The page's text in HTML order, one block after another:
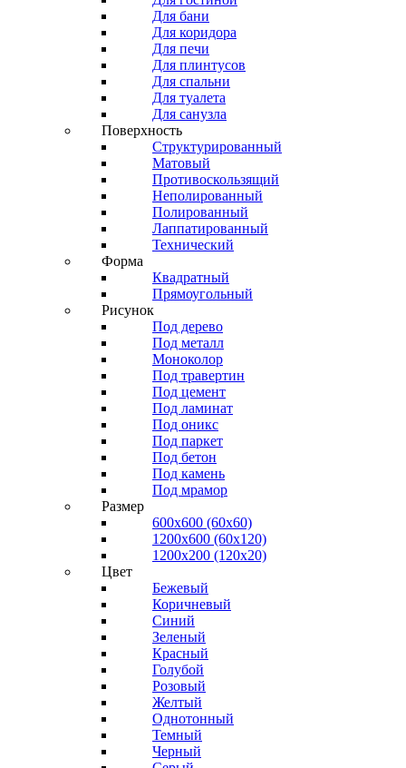
Для бани
Для коридора
Для печи
Для плинтусов
Для спальни
Для туалета
Для санузла
Поверхность
Структурированный
Матовый
Противоскользящий
Неполированный
Полированный
Лаппатированный
Технический
Форма
Квадратный
Прямоугольный
Рисунок
Под дерево
Под металл
Моноколор
Под травертин
Под цемент
Под ламинат
Под оникс
Под паркет
Под бетон
Под камень
Под мрамор
Размер
600х600 (60х60)
1200х600 (60х120)
1200х200 (120x20)
Цвет
Бежевый
Коричневый
Синий
Зеленый
Красный
Голубой
Розовый
Желтый
Однотонный
Темный
Черный